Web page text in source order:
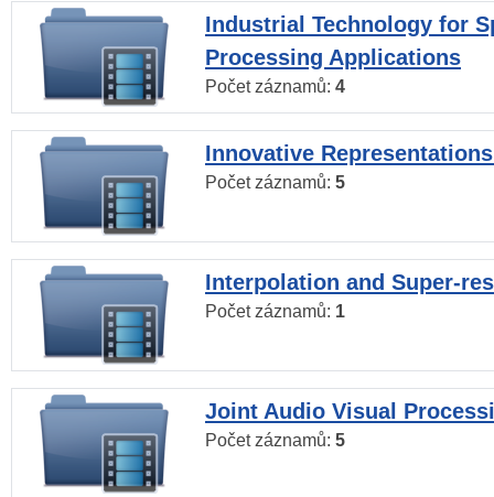
Industrial Technology for
Processing Applications
Počet záznamů: 4
Innovative
Počet záznamů: 5
Interpolation and Super-
Počet záznamů: 1
Joint Audio Visual
Počet záznamů: 5